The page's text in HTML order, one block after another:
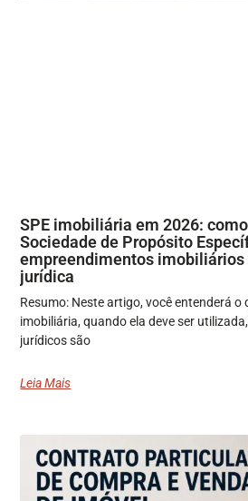
SPE imobiliária em 2026:
Sociedade de Propósito
empreendimentos imobiliários
jurídica
Resumo: Neste artigo, você entenderá o
imobiliária, quando ela deve ser
jurídicos são
Leia Mais